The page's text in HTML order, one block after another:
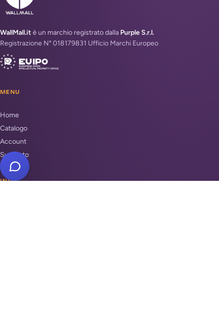
WallMall.it è un marchio registrato dalla Purple S.r.l.
Registrazione N° 018179831 Ufficio Marchi Europeo
MENU
Home
Catalogo
Account
Supporto
INFO